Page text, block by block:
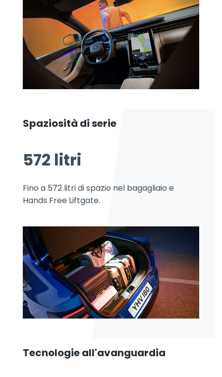
Spaziosità di serie
572 litri
Fino a 572 litri di spazio nel bagagliaio e
Hands Free Liftgate.
Tecnologie all'avanguardia